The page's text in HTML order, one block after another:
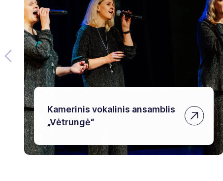
Kamerinis vokalinis ansamblis
„Vėtrungė“